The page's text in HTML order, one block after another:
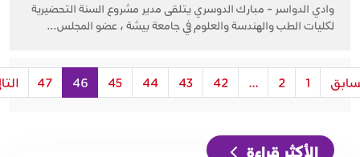
وادي الدواسر – مبارك الدوسري يتلقى مدير مشروع السنة التحضيرية
لكليات الطب والهندسة والعلوم في جامعة بيشة ، عضو المجلس...
1
2
...
42
43
44
45
46
47
الأكثر قراءة